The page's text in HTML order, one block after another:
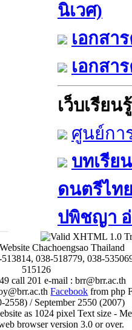
นิเวศ)
เอกสา
เอกสา
เว็บเรียนรู้
ศูนย์กา
บทเรีย
ดนตรีไท
ปพิชญา​ อ่
Chachoengsao Thailand
038-518779, 038-
515126
call 201 e-mail : brr@brr.ac.th
Facebook from php
2558) / September 2550 (2007)
as 1024 pixel Text size -
browser version 3.0 or over.